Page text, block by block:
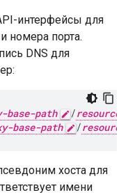
интерфейсы для
номера порта.
DNS для
base-path /resource-
base-path /
хоста для
имени